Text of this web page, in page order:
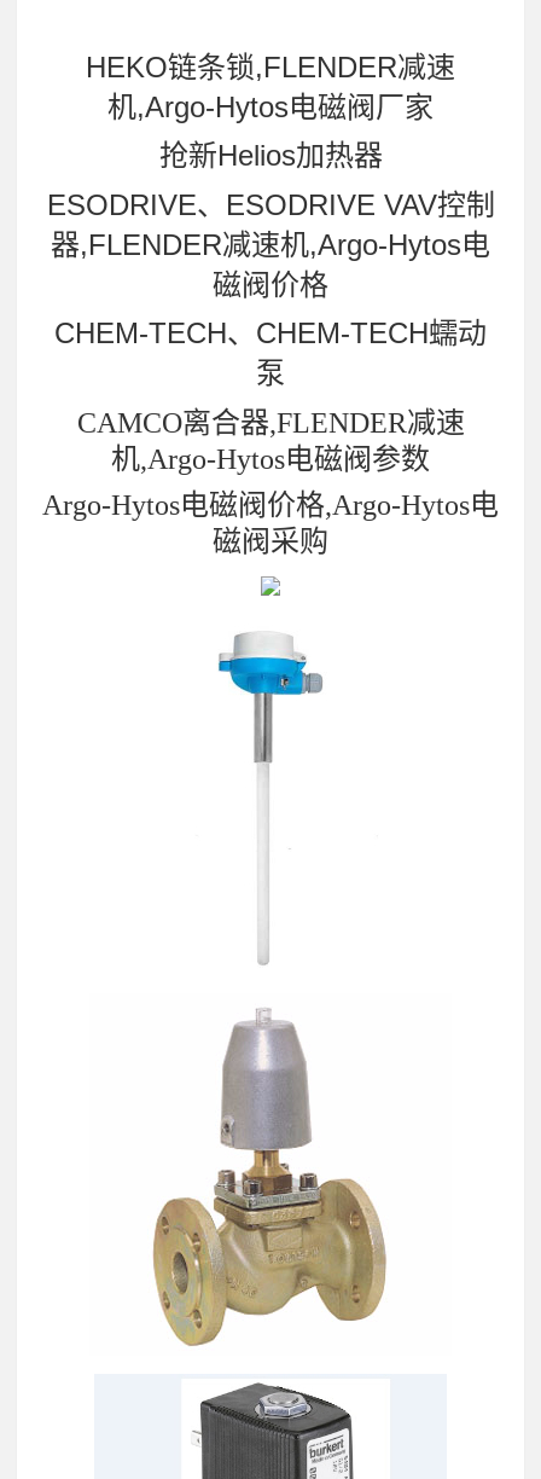
HEKO链条锁,FLENDER减速
机,Argo-Hytos电磁阀厂家
抢新Helios加热器
ESODRIVE、ESODRIVE VAV控制
器,FLENDER减速机,Argo-Hytos电
磁阀价格
CHEM-TECH、CHEM-TECH蠕动
泵
CAMCO离合器,FLENDER减速
机,Argo-Hytos电磁阀参数
Argo-Hytos电磁阀价格,Argo-Hytos电
磁阀采购